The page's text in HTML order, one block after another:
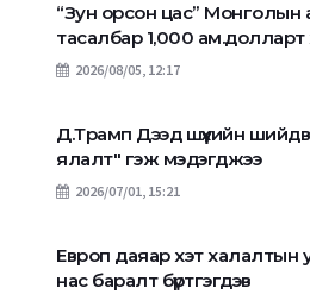
“Зун орсон цас”
тасалбар 1,000 ам.долларт
2026/08/05, 12:17
Д.Трамп Дээд шүүхийн
ялалт" гэж мэдэгджээ
2026/07/01, 15:21
Европ даяар хэт халалтын
нас баралт бүртгэгдэв